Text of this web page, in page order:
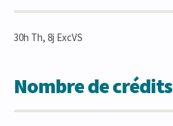
30h Th, 8j ExcVS
Nombre de crédits